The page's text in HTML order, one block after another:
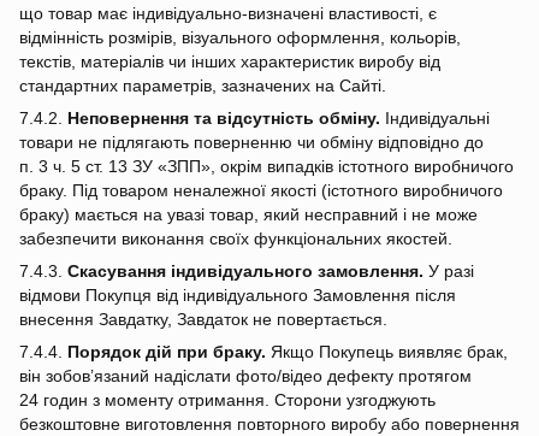
що товар має індивідуально‑визначені властивості, є
відмінність розмірів, візуального оформлення, кольорів,
текстів, матеріалів чи інших характеристик виробу від
стандартних параметрів, зазначених на Сайті.
7.4.2. Неповернення та відсутність обміну. Індивідуальні
товари не підлягають поверненню чи обміну відповідно до
п. 3 ч. 5 ст. 13 ЗУ «ЗПП», окрім випадків істотного виробничого
браку. Під товаром неналежної якості (істотного виробничого
браку) мається на увазі товар, який несправний і не може
забезпечити виконання своїх функціональних якостей.
7.4.3. Скасування індивідуального замовлення. У разі
відмови Покупця від індивідуального Замовлення після
внесення Завдатку, Завдаток не повертається.
7.4.4. Порядок дій при браку. Якщо Покупець виявляє брак,
він зобов’язаний надіслати фото/відео дефекту протягом
24 годин з моменту отримання. Сторони узгоджують
безкоштовне виготовлення повторного виробу або повернення